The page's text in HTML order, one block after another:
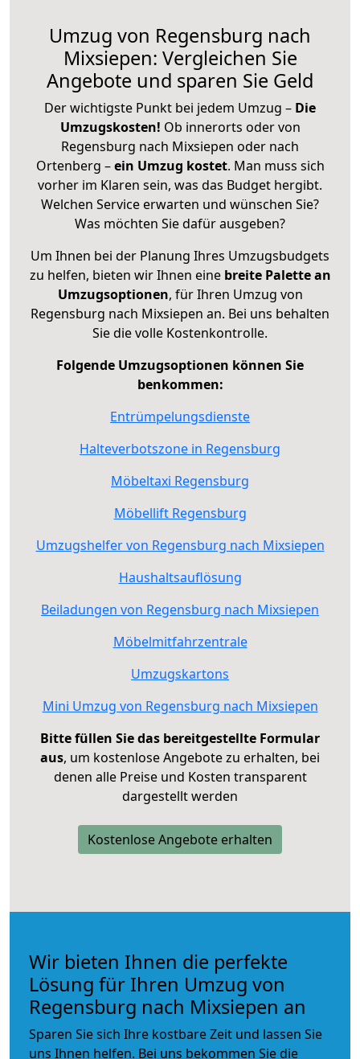
Umzug von Regensburg nach
Mixsiepen: Vergleichen Sie
Angebote und sparen Sie Geld
Der wichtigste Punkt bei jedem Umzug – Die
Umzugskosten! Ob innerorts oder von
Regensburg nach Mixsiepen oder nach
Ortenberg –ein Umzug kostet. Man muss sich
vorher im Klaren sein, was das Budget hergibt.
Welchen Service erwarten und wünschen Sie?
Was möchten Sie dafür ausgeben?
Um Ihnen bei der Planung Ihres Umzugsbudgets
zu helfen, bieten wir Ihnen eine breite Palette an
Umzugsoptionen, für Ihren Umzug von
Regensburg nach Mixsiepen an. Bei uns behalten
Sie die volle Kostenkontrolle.
Folgende Umzugsoptionen können Sie
benkommen:
Entrümpelungsdienste
Halteverbotszone in Regensburg
Möbeltaxi Regensburg
Möbellift Regensburg
Umzugshelfer von Regensburg nach Mixsiepen
Haushaltsauflösung
Beiladungen von Regensburg nach Mixsiepen
Möbelmitfahrzentrale
Umzugskartons
Mini Umzug von Regensburg nach Mixsiepen
Bitte füllen Sie das bereitgestellte Formular
aus, um kostenlose Angebote zu erhalten, bei
denen alle Preise und Kosten transparent
dargestellt werden
Kostenlose Angebote erhalten
Wir bieten Ihnen die perfekte
Lösung für Ihren Umzug von
Regensburg nach Mixsiepen an
Sparen Sie sich Ihre kostbare Zeit und lassen Sie
uns Ihnen helfen. Bei uns bekommen Sie die